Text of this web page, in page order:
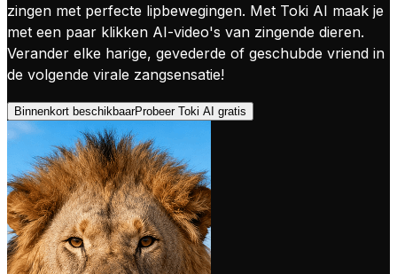
zingen met perfecte lipbewegingen. Met Toki AI maak je
met een paar klikken AI-video's van zingende dieren.
Verander elke harige, gevederde of geschubde vriend in
de volgende virale zangsensatie!
Binnenkort beschikbaarProbeer Toki AI gratis